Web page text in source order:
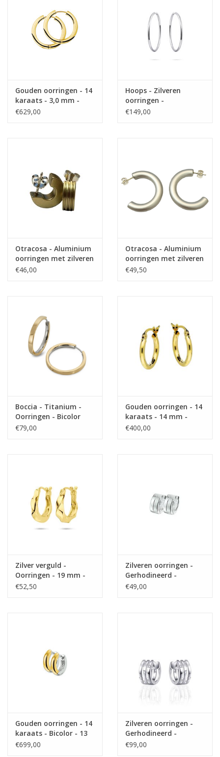
Gouden oorringen - 14
karaats - 3,0 mm -
Ronde buis
€629,00
Hoops - Zilveren
oorringen -
Gerhodineerd - 2 mm -
€149,00
Otracosa - Aluminium
oorringen met zilveren
steker - CR4 Licht
€46,00
Otracosa - Aluminium
oorringen met zilveren
steker - CR311 Zilver
€49,50
Boccia - Titanium -
Oorringen - Bicolor
€79,00
Gouden oorringen - 14
karaats - 14 mm -
Extra gehard
€400,00
Zilver verguld -
Oorringen - 19 mm -
Gedraaid
€52,50
Zilveren oorringen -
Gerhodineerd -
Mat/glanzend
€49,00
Gouden oorringen - 14
karaats - Bicolor - 13
mm
€699,00
Zilveren oorringen -
Gerhodineerd -
Zirkonia - 12 mm
€99,00